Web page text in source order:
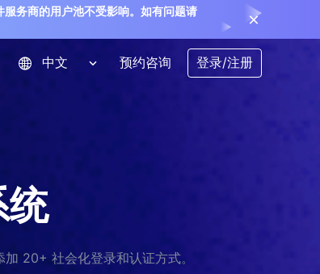
务商的用户池不受影响。如有问题请
预约咨询 登录/注册
统
20+ 社会化登录和认证方式。